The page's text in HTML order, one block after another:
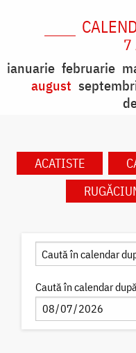
7
ianuarie februarie
august
ACATISTE
Caută în calendar